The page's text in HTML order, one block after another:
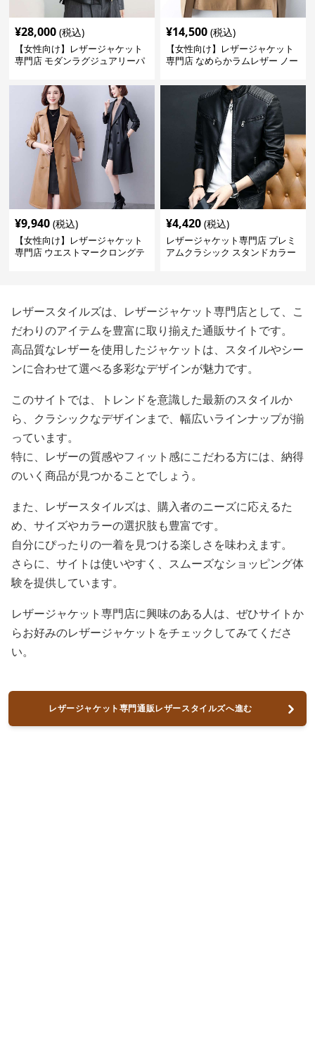
¥28,000 (税込)
【女性向け】レザージャケット
専門店 モダンラグジュアリーパ
¥14,500 (税込)
【女性向け】レザージャケット
専門店 なめらかラムレザー ノー
¥9,940 (税込)
【女性向け】レザージャケット
専門店 ウエストマークロングテ
¥4,420 (税込)
レザージャケット専門店 プレミ
アムクラシック スタンドカラー
レザースタイルズは、レザージャケット専門店として、こ
だわりのアイテムを豊富に取り揃えた通販サイトです。
高品質なレザーを使用したジャケットは、スタイルやシー
ンに合わせて選べる多彩なデザインが魅力です。
このサイトでは、トレンドを意識した最新のスタイルか
ら、クラシックなデザインまで、幅広いラインナップが揃
っています。
特に、レザーの質感やフィット感にこだわる方には、納得
のいく商品が見つかることでしょう。
また、レザースタイルズは、購入者のニーズに応えるた
め、サイズやカラーの選択肢も豊富です。
自分にぴったりの一着を見つける楽しさを味わえます。
さらに、サイトは使いやすく、スムーズなショッピング体
験を提供しています。
レザージャケット専門店に興味のある人は、ぜひサイトか
らお好みのレザージャケットをチェックしてみてくださ
い。
レザージャケット専門通販レザースタイルズへ進む